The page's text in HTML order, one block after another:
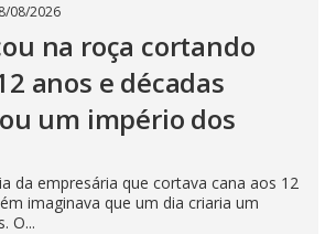
08/2026
na roça cortando
anos e décadas
um império dos
da empresária que cortava cana aos 12
imaginava que um dia criaria um
O...